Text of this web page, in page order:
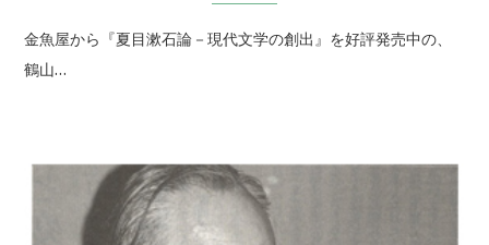
金魚屋から『夏目漱石論－現代文学の創出』を好評発売中の、
鶴山…